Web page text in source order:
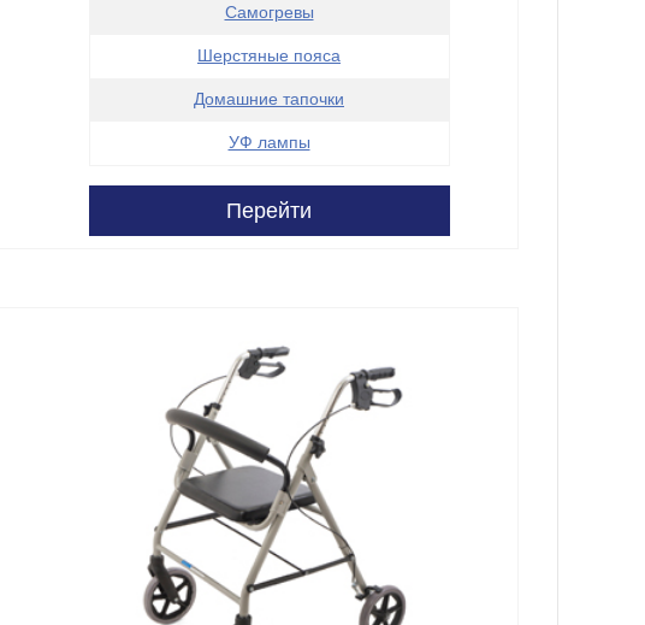
Самогревы
Шерстяные пояса
Домашние тапочки
УФ лампы
Перейти